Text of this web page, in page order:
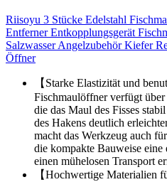
Riisoyu 3 Stücke Edelstahl
Entferner Entkopplungsgerät
Salzwasser Angelzubehör Kiefer
Öffner
【Starke Elastizität und
Fischmaulöffner verfügt
die das Maul des Fisses
des Hakens deutlich
macht das Werkzeug auch
die kompakte Bauweise
einen mühelosen Transport
【Hochwertige Materialien